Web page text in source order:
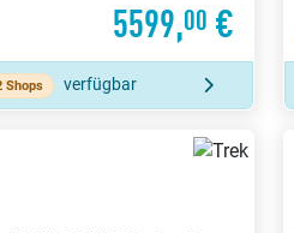
5599,00 €
Shops verfügbar